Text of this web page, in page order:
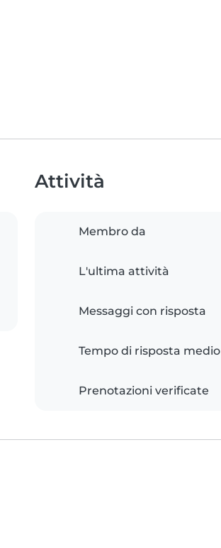
Attività
Membro da
L'ultima attività
Messaggi con risposta
Tempo di risposta medio
Prenotazioni verificate